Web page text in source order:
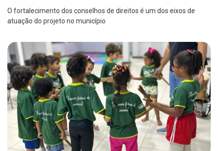
O fortalecimento dos conselhos de direitos é um dos eixos de
atuação do projeto no município